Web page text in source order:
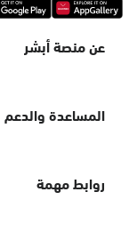
عن منصة أبشر
المساعدة والدعم
روابط مهمة